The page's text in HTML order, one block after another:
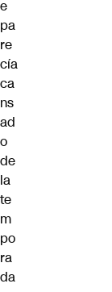
e
pa
re
cía
ca
ns
ad
o
de
la
te
m
po
ra
da